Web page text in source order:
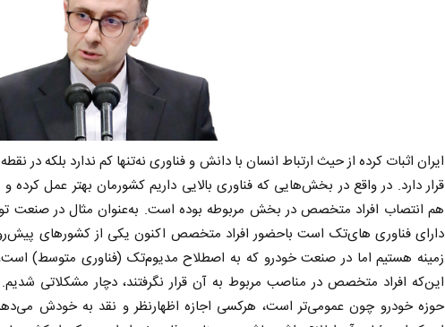
ایران اثبات کرده از حیث ارتباط انسان با دانش و فناوری نه‌تنها کم ندارد بلکه در
قرار دارد. در واقع در بخش‌هایی که فناوری بالایی داریم کشورمان بهتر عمل کرده
هم انتصاب افراد متخصص در بخش مربوطه بوده است. به‌عنوان مثال در صنعت
دارای فناوری های‌تک است با‌حضور افراد متخصص اکنون یکی از کشورهای
زمینه هستیم اما در صنعت خودرو که به اصطلاح مدیوم‌تک (فناوری متوسط)
این‌که افراد متخصص در مناصب مربوط به آن قرار نگرفتند، دچار مشکلاتی
حوزه خودرو چون عمومی‌تر است، هر‌کسی اجازه اظهار‌نظر و نقد به خودش